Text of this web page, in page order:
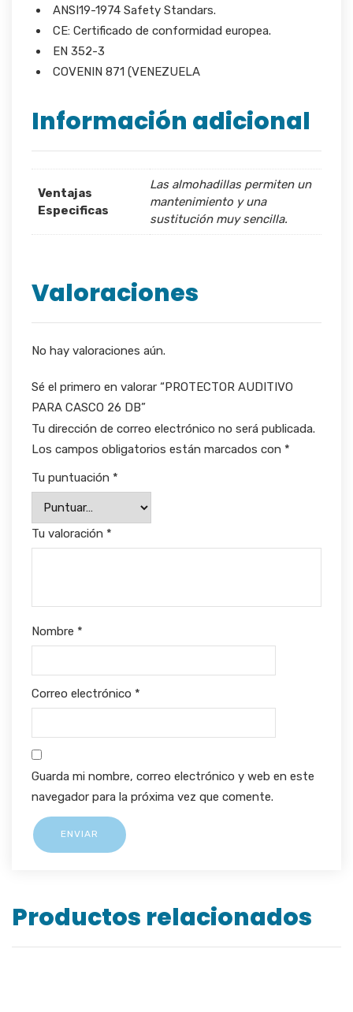
ANSI19-1974 Safety Standars.
CE: Certificado de conformidad europea.
EN 352-3
COVENIN 871 (VENEZUELA
Información adicional
Ventajas
Especificas
Las almohadillas permiten un
mantenimiento y una
sustitución muy sencilla.
Valoraciones
No hay valoraciones aún.
Sé el primero en valorar “PROTECTOR AUDITIVO
PARA CASCO 26 DB”
Tu dirección de correo electrónico no será publicada.
Los campos obligatorios están marcados con *
Tu puntuación *
Tu valoración *
Nombre *
Correo electrónico *
Guarda mi nombre, correo electrónico y web en este
navegador para la próxima vez que comente.
Productos relacionados